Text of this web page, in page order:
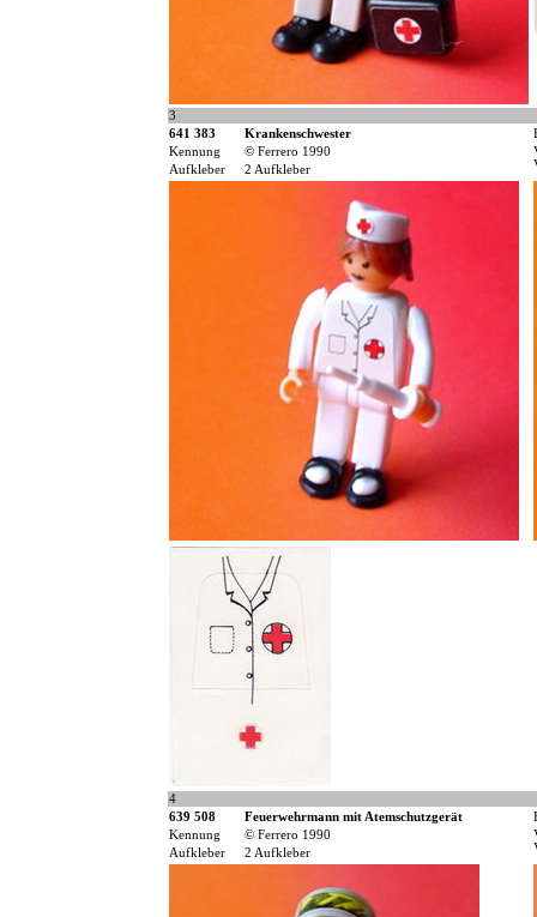
3
641 383
Krankenschwester
Kennung
© Ferrero 1990
Aufkleber 2 Aufkleber
4
639 508
Feuerwehrmann mit Atemschutzgerät
Kennung
© Ferrero 1990
Aufkleber 2 Aufkleber